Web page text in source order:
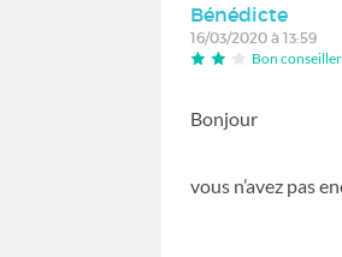
Bénédicte
16/03/2020 à 13:59
Bon conseiller
Bonjour
vous n’avez pas